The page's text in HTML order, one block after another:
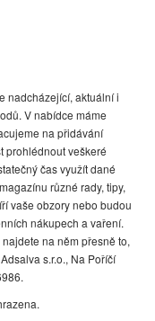
nadcházející, aktuální i
V nabídce máme
na přidávání
prohlédnout veškeré
čas využít dané
různé rady, tipy,
vaše obzory nebo budou
nákupech a vaření.
na něm přesně to,
s.r.o., Na Poříčí